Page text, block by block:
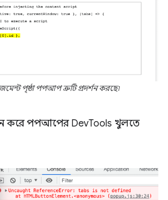
পৃষ্ঠা পপআপ ত্রুটি প্রদর্শন করছে৷
করে পপআপের DevTools খুলতে